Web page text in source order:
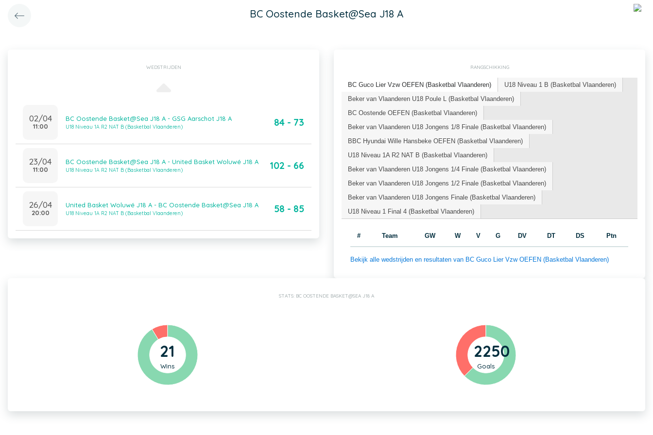
BC Oostende Basket@Sea J18 A
WEDSTRIJDEN
02/04
11:00
BC Oostende Basket@Sea J18 A - GSG Aarschot J18 A
U18 Niveau 1A R2 NAT B (Basketbal Vlaanderen) 84 - 73
23/04
11:00
BC Oostende Basket@Sea J18 A - United Basket Woluwé J18 A
U18 Niveau 1A R2 NAT B (Basketbal Vlaanderen) 102 - 66
26/04
20:00
United Basket Woluwé J18 A - BC Oostende Basket@Sea J18 A
U18 Niveau 1A R2 NAT B (Basketbal Vlaanderen) 58 - 85
RANGSCHIKKING
BC Guco Lier Vzw OEFEN (Basketbal Vlaanderen)
U18 Niveau 1 B (Basketbal Vlaanderen)
Beker van Vlaanderen U18 Poule L (Basketbal Vlaanderen)
BC Oostende OEFEN (Basketbal Vlaanderen)
Beker van Vlaanderen U18 Jongens 1/8 Finale (Basketbal Vlaanderen)
BBC Hyundai Wille Hansbeke OEFEN (Basketbal Vlaanderen)
U18 Niveau 1A R2 NAT B (Basketbal Vlaanderen)
Beker van Vlaanderen U18 Jongens 1/4 Finale (Basketbal Vlaanderen)
Beker van Vlaanderen U18 Jongens 1/2 Finale (Basketbal Vlaanderen)
Beker van Vlaanderen U18 Jongens Finale (Basketbal Vlaanderen)
U18 Niveau 1 Final 4 (Basketbal Vlaanderen)
# Team GW W V G DV DT DS Ptn
Bekijk alle wedstrijden en resultaten van BC Guco Lier Vzw OEFEN (Basketbal Vlaanderen)
STATS: BC OOSTENDE BASKET@SEA J18 A
21
Wins
2250
Goals